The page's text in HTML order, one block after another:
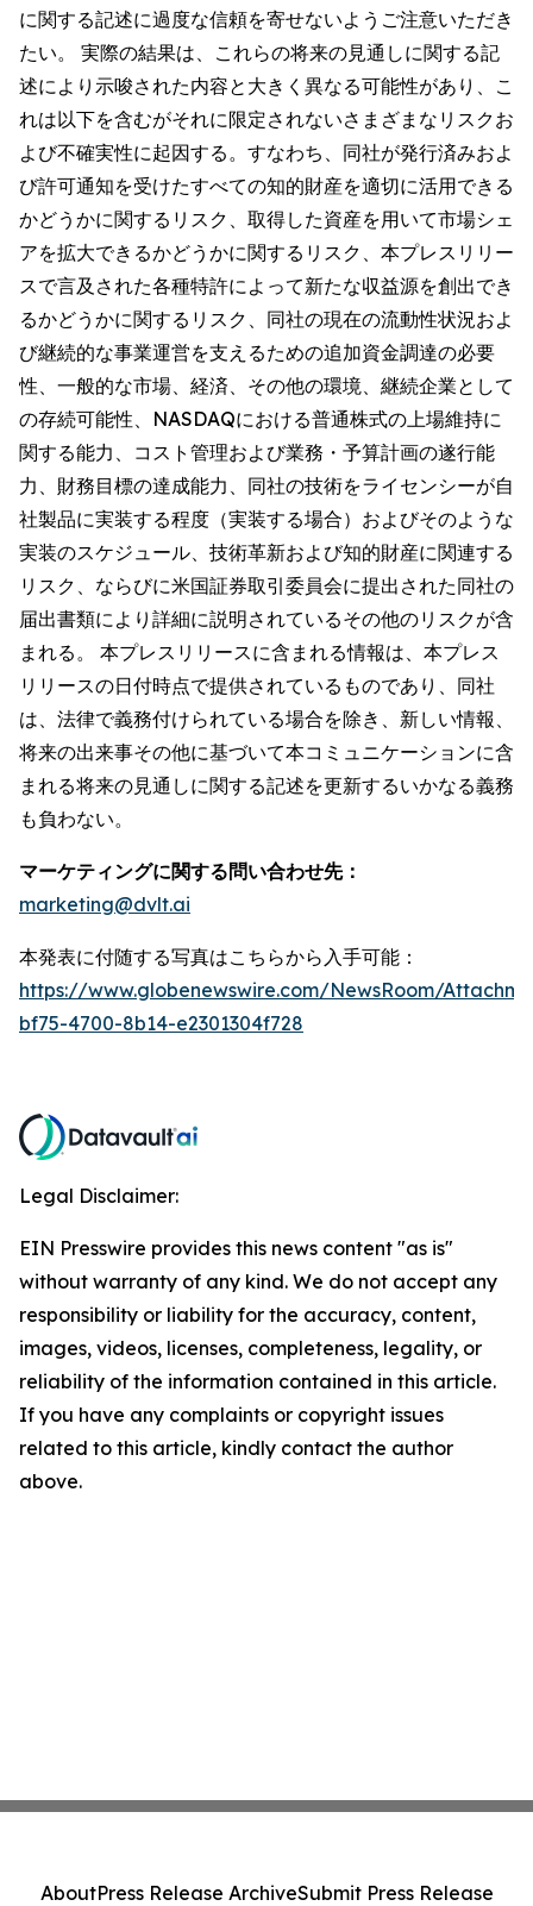
に関する記述に過度な信頼を寄せないようご注意いただき
たい。 実際の結果は、これらの将来の見通しに関する記
述により示唆された内容と大きく異なる可能性があり、こ
れは以下を含むがそれに限定されないさまざまなリスクお
よび不確実性に起因する。すなわち、同社が発行済みおよ
び許可通知を受けたすべての知的財産を適切に活用できる
かどうかに関するリスク、取得した資産を用いて市場シェ
アを拡大できるかどうかに関するリスク、本プレスリリー
スで言及された各種特許によって新たな収益源を創出でき
るかどうかに関するリスク、同社の現在の流動性状況およ
び継続的な事業運営を支えるための追加資金調達の必要
性、一般的な市場、経済、その他の環境、継続企業として
の存続可能性、NASDAQにおける普通株式の上場維持に
関する能力、コスト管理および業務・予算計画の遂行能
力、財務目標の達成能力、同社の技術をライセンシーが自
社製品に実装する程度（実装する場合）およびそのような
実装のスケジュール、技術革新および知的財産に関連する
リスク、ならびに米国証券取引委員会に提出された同社の
届出書類により詳細に説明されているその他のリスクが含
まれる。 本プレスリリースに含まれる情報は、本プレス
リリースの日付時点で提供されているものであり、同社
は、法律で義務付けられている場合を除き、新しい情報、
将来の出来事その他に基づいて本コミュニケーションに含
まれる将来の見通しに関する記述を更新するいかなる義務
も負わない。
マーケティングに関する問い合わせ先：
marketing@dvlt.ai
本発表に付随する写真はこちらから入手可能：
https://www.globenewswire.com/NewsRoom/
bf75-4700-8b14-e2301304f728
Legal Disclaimer:
EIN Presswire provides this news content "as is"
without warranty of any kind. We do not accept any
responsibility or liability for the accuracy, content,
images, videos, licenses, completeness, legality, or
reliability of the information contained in this article.
If you have any complaints or copyright issues
related to this article, kindly contact the author
above.
AboutPress Release ArchiveSubmit Press Release